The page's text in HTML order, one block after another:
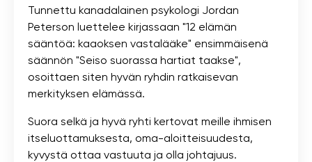
Tunnettu kanadalainen psykologi Jordan
Peterson luettelee kirjassaan "12 elämän
sääntöä: kaaoksen vastalääke" ensimmäisenä
säännön "Seiso suorassa hartiat taakse",
osoittaen siten hyvän ryhdin ratkaisevan
merkityksen elämässä.
Suora selkä ja hyvä ryhti kertovat meille ihmisen
itseluottamuksesta, oma-aloitteisuudesta,
kyvystä ottaa vastuuta ja olla johtajuus.